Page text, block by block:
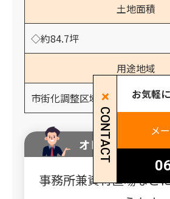
土地面積
◇約84.7坪
用途地域
市街化調整区域
オレンジホームか
事務所兼資材置場など
CONTACT
お気軽
メ